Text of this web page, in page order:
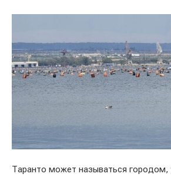
Таранто может называться городом,